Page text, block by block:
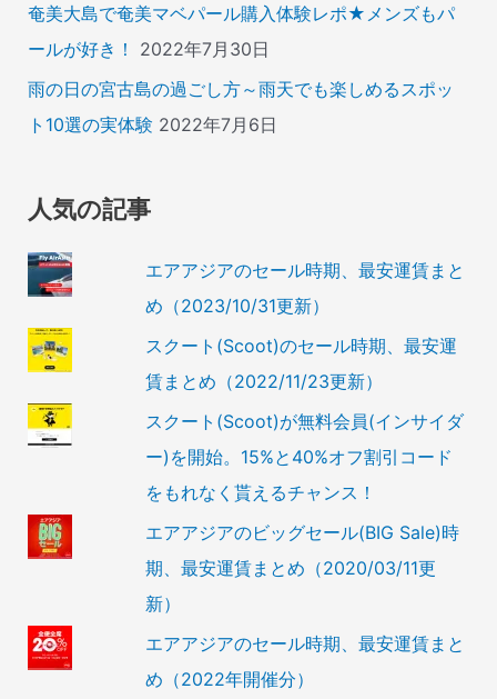
奄美大島で奄美マベパール購入体験レポ★メンズもパ
ールが好き！
2022年7月30日
雨の日の宮古島の過ごし方～雨天でも楽しめるスポッ
ト10選の実体験 2022年7月6日
人気の記事
エアアジアのセール時期、最安運賃まと
め（2023/10/31更新）
スクート(Scoot)のセール時期、最安運
賃まとめ（2022/11/23更新）
スクート(Scoot)が無料会員(インサイダ
ー)を開始。15%と40%オフ割引コード
をもれなく貰えるチャンス！
エアアジアのビッグセール(BIG Sale)時
期、最安運賃まとめ（2020/03/11更
新）
エアアジアのセール時期、最安運賃まと
め（2022年開催分）